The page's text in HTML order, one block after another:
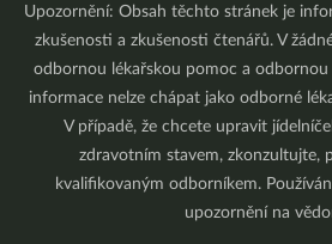
Upozornění: Obsah těchto stránek je
zkušenosti a zkušenosti čtenářů. V
odbornou lékařskou pomoc a odbornou
informace nelze chápat jako odborné
V případě, že chcete upravit
zdravotním stavem, zkonzultujte,
kvalifikovaným odborníkem.
upozornění na